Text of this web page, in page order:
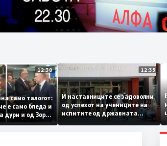
12:38
само талогот:
е само бледа и
дури и од Зоран
12:35
И наставниците се задоволни
од успехот на учениците на
испитите од државната